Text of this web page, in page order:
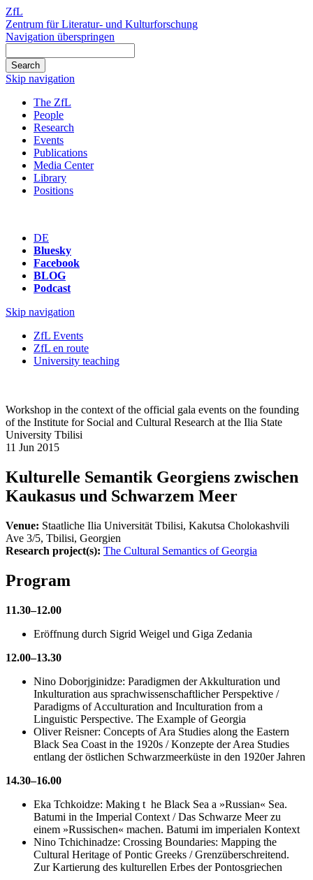
ZfL
Zentrum für Literatur- und Kulturforschung
Navigation überspringen
Skip navigation
The ZfL
People
Research
Events
Publications
Media Center
Library
Positions
DE
Bluesky
Facebook
BLOG
Podcast
Skip navigation
ZfL Events
ZfL en route
University teaching
Workshop in the context of the official gala events on the founding
of the Institute for Social and Cultural Research at the Ilia State
University Tbilisi
11 Jun 2015
Kulturelle Semantik Georgiens zwischen
Kaukasus und Schwarzem Meer
Venue: Staatliche Ilia Universität Tbilisi, Kakutsa Cholokashvili
Ave 3/5, Tbilisi, Georgien
Research project(s): The Cultural Semantics of Georgia
Program
11.30–12.00
Eröffnung durch Sigrid Weigel und Giga Zedania
12.00–13.30
Nino Doborjginidze: Paradigmen der Akkulturation und
Inkulturation aus sprachwissenschaftlicher Perspektive /
Paradigms of Acculturation and Inculturation from a
Linguistic Perspective. The Example of Georgia
Oliver Reisner: Concepts of Ara Studies along the Eastern
Black Sea Coast in the 1920s / Konzepte der Area Studies
entlang der östlichen Schwarzmeerküste in den 1920er Jahren
14.30–16.00
Eka Tchkoidze: Making t he Black Sea a »Russian« Sea.
Batumi in the Imperial Context / Das Schwarze Meer zu
einem »Russischen« machen. Batumi im imperialen Kontext
Nino Tchichinadze: Crossing Boundaries: Mapping the
Cultural Heritage of Pontic Greeks / Grenzüberschreitend.
Zur Kartierung des kulturellen Erbes der Pontosgriechen